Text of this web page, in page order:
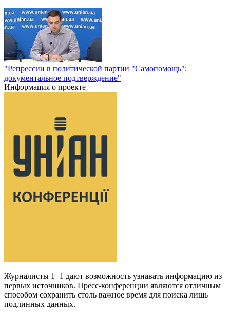
"Репрессии в политической партии "Самопомощь":
документальное подтверждение"
Информация о проекте
Журналисты 1+1 дают возможность узнавать информацию из
первых источников. Пресс-конференции являются отличным
способом сохранить столь важное время для поиска лишь
подлинных данных.